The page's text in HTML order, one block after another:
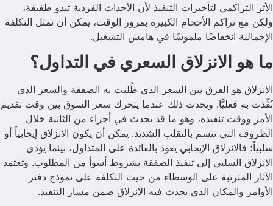
الأثر التراكمي لتأخيرات التنفيذ لأن الأحداث الفردية تبدو طفيفة،
ولكن مع تراكم الأحجام الكبيرة بمرور الوقت، يمكن أن تمثل التكلفة
الإجمالية انخفاضًا ملموسًا في هامش التشغيل.
ما هو الانزلاق السعري في التداول؟
الانزلاق هو الفرق بين السعر الذي طُلبت به الصفقة والسعر الذي
نُفِّذت به فعليًّا. ويحدث ذلك عندما يتحرك سعر السوق بين وقت تقديم
الأمر ووقت تنفيذه، وهو ما قد يحدث في أجزاء من الثانية خلال
الظروف التي تتسم بالتقلب الشديد. يمكن أن يكون الانزلاق إيجابياً أو
سلبياً؛ فالانزلاق الإيجابي يعود بالفائدة على المتداول، بينما يؤدي
الانزلاق السلبي إلى تنفيذ الصفقة بشروط أسوأ من المطلوب. وتعتمد
الآثار المترتبة على الوسطاء من حيث التكلفة على نموذج دفتر
الأوامر والمكان الذي يحدث فيه الانزلاق ضمن مسار التنفيذ.